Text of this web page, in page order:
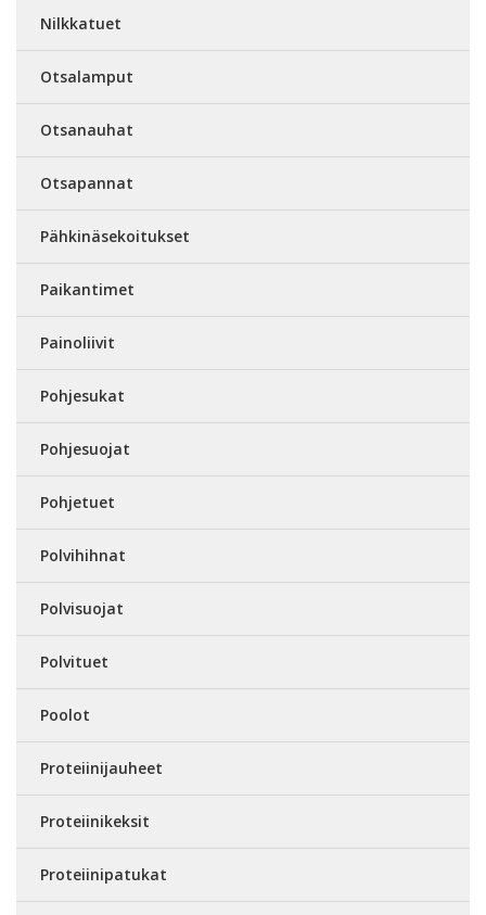
Nilkkatuet
Otsalamput
Otsanauhat
Otsapannat
Pähkinäsekoitukset
Paikantimet
Painoliivit
Pohjesukat
Pohjesuojat
Pohjetuet
Polvihihnat
Polvisuojat
Polvituet
Poolot
Proteiinijauheet
Proteiinikeksit
Proteiinipatukat